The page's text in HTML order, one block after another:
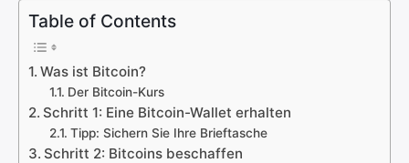
Table of Contents
Was ist Bitcoin?
Der Bitcoin-Kurs
Schritt 1: Eine Bitcoin-Wallet erhalten
Tipp: Sichern Sie Ihre Brieftasche
Schritt 2: Bitcoins beschaffen